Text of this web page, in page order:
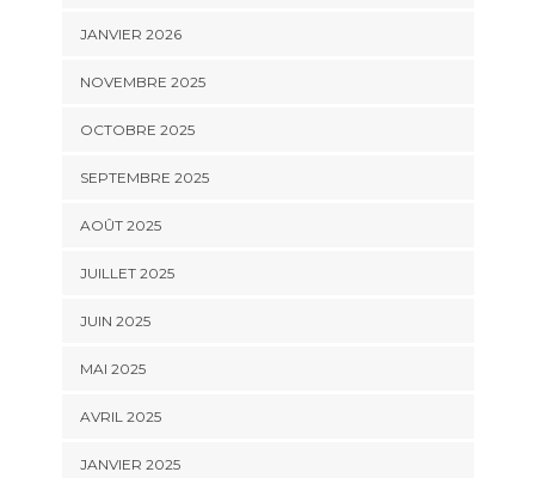
JANVIER 2026
NOVEMBRE 2025
OCTOBRE 2025
SEPTEMBRE 2025
AOÛT 2025
JUILLET 2025
JUIN 2025
MAI 2025
AVRIL 2025
JANVIER 2025